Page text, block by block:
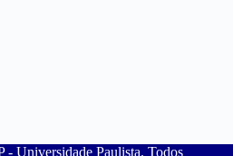
Universidade Paulista. Todos